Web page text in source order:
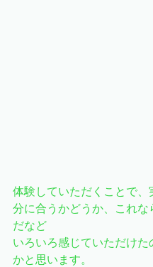
体験していただくことで、
分に合うかどうか、これな
だなど
いろいろ感じていただけた
かと思います。